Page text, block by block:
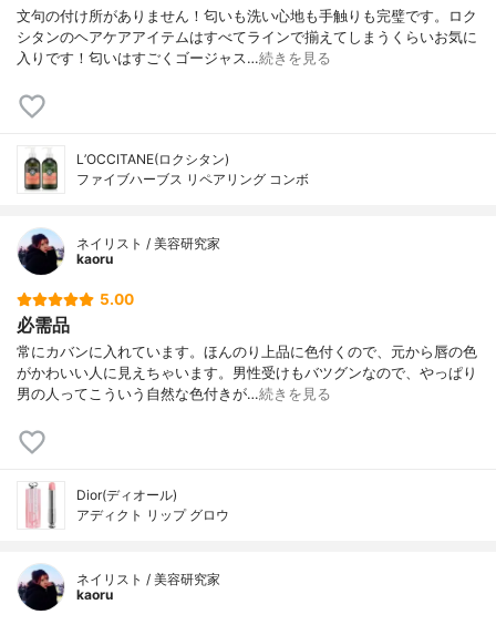
文句の付け所がありません！匂いも洗い心地も手触りも完璧です。ロク
シタンのヘアケアアイテムはすべてラインで揃えてしまうくらいお気に
入りです！匂いはすごくゴージャス…続きを見る
L’OCCITANE(ロクシタン)
ファイブハーブス リペアリング コンボ
ネイリスト / 美容研究家
kaoru
5.00
必需品
常にカバンに入れています。ほんのり上品に色付くので、元から唇の色
がかわいい人に見えちゃいます。男性受けもバツグンなので、やっぱり
男の人ってこういう自然な色付きが…続きを見る
Dior(ディオール)
アディクト リップ グロウ
ネイリスト / 美容研究家
kaoru